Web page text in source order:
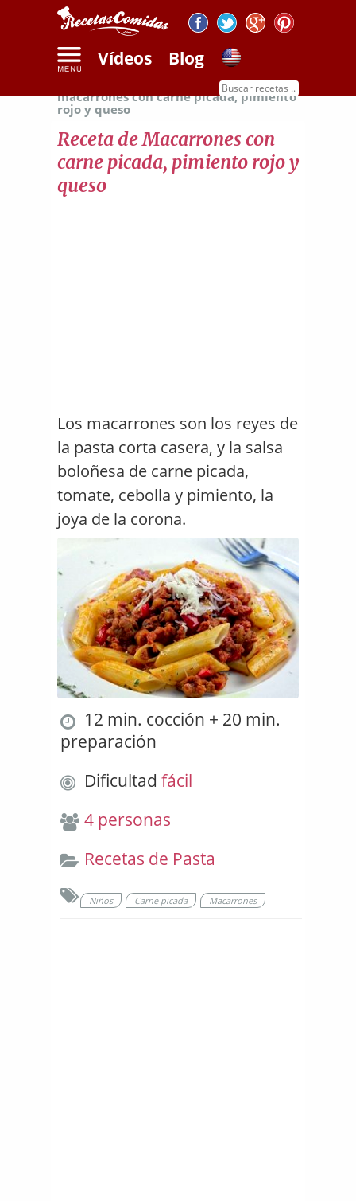
Vídeos Blog
Receta de
macarrones con carne picada, pimiento
rojo y queso
Receta de Macarrones con
carne picada, pimiento rojo y
queso
Los macarrones son los reyes de
la pasta corta casera, y la salsa
boloñesa de carne picada,
tomate, cebolla y pimiento, la
joya de la corona.
12 min. cocción + 20 min.
preparación
Dificultad fácil
4 personas
Recetas de Pasta
Niños Carne picada Macarrones